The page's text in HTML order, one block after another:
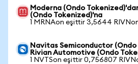
Moderna (Ondo
(Ondo Tokenized)'na
1 MRNAon eşittir 3,5644
Navitas Semiconductor
Rivian Automotive (Ondo
1 NVTSon eşittir 0,756807